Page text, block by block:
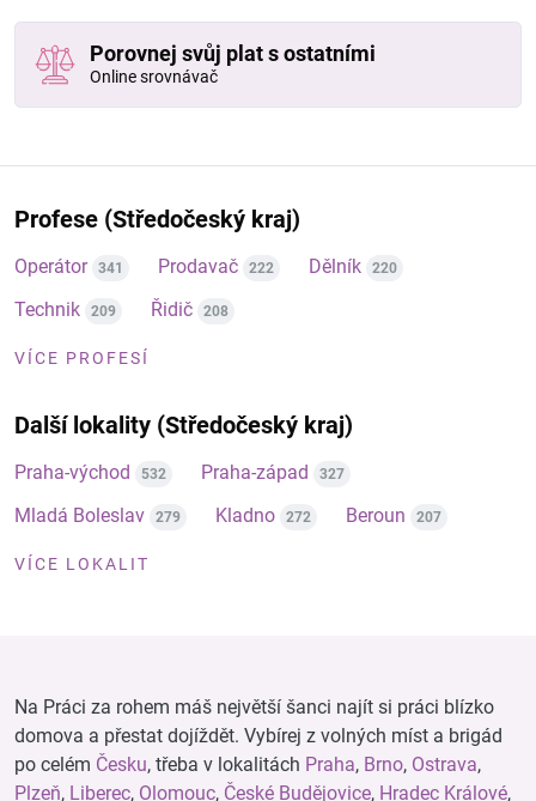
Porovnej svůj plat s ostatními
Online srovnávač
Profese (Středočeský kraj)
Operátor 341 Prodavač 222 Dělník 220
Technik 209 Řidič 208
VÍCE PROFESÍ
Další lokality (Středočeský kraj)
Praha-východ 532 Praha-západ 327
Mladá Boleslav 279 Kladno 272 Beroun 207
VÍCE LOKALIT
Na Práci za rohem máš největší šanci najít si práci blízko
domova a přestat dojíždět. Vybírej z volných míst a brigád
po celém Česku, třeba v lokalitách Praha, Brno, Ostrava,
Plzeň, Liberec, Olomouc, České Budějovice, Hradec Králové,